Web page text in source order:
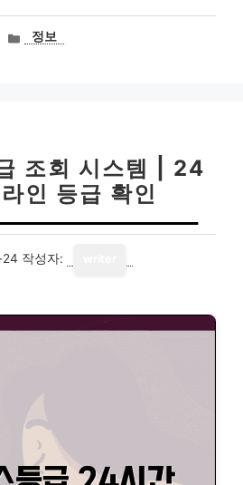
카정보
조회 시스템 | 24
인 등급 확인
24 작성자: